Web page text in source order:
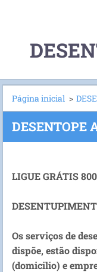
Página inicial >
DESENTOPE
LIGUE GRÁTIS
Os serviços de
dispõe, estão
(domicilio) e